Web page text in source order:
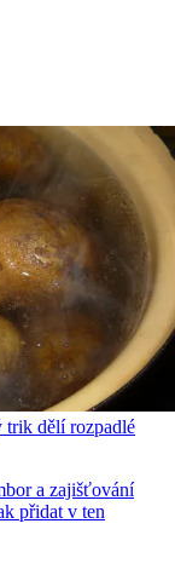
trik dělí rozpadlé
a zajišťování
přidat v ten